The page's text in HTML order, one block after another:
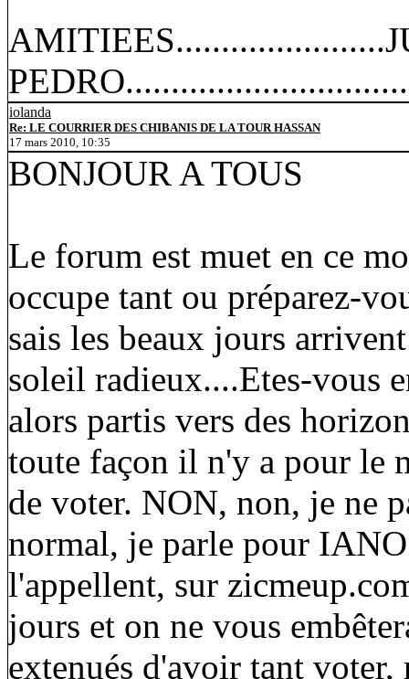
iolanda
Re: LE COURRIER DES CHIBANIS DE LA TOUR HASSAN
17 mars 2010, 10:35
BONJOUR A TOUS
Le forum est muet en ce
occupe tant ou préparez-
sais les beaux jours
soleil radieux....Etes-vous
alors partis vers des
toute façon il n'y a pour le
de voter. NON, non, je ne
normal, je parle pour
l'appellent, sur
jours et on ne vous
extenués d'avoir tant voter,